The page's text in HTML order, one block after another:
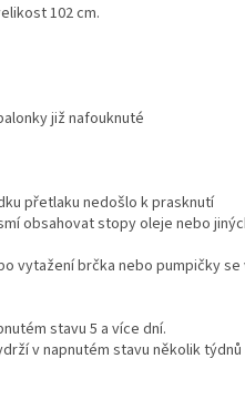
102 cm.
již nafouknuté
přetlaku nedošlo k prasknutí
obsahovat stopy oleje nebo
vytažení brčka nebo pumpičky
stavu 5 a více dní.
v napnutém stavu několik týdnů